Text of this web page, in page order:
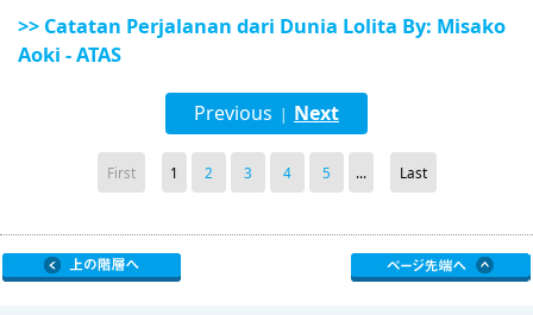
>> Catatan Perjalanan dari Dunia Lolita By: Misako
Aoki - ATAS
Previous | Next
First 1 2 3 4 5 ... Last